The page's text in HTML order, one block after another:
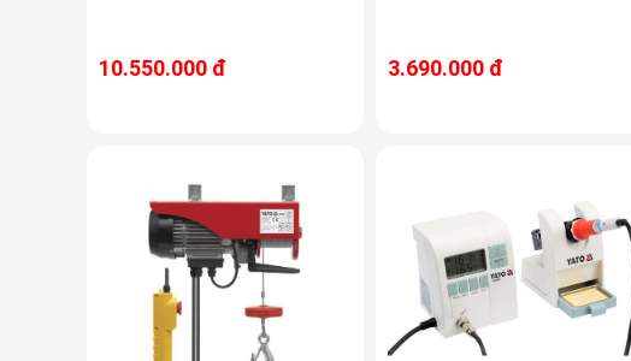
10.550.000 đ 3.690.000 đ